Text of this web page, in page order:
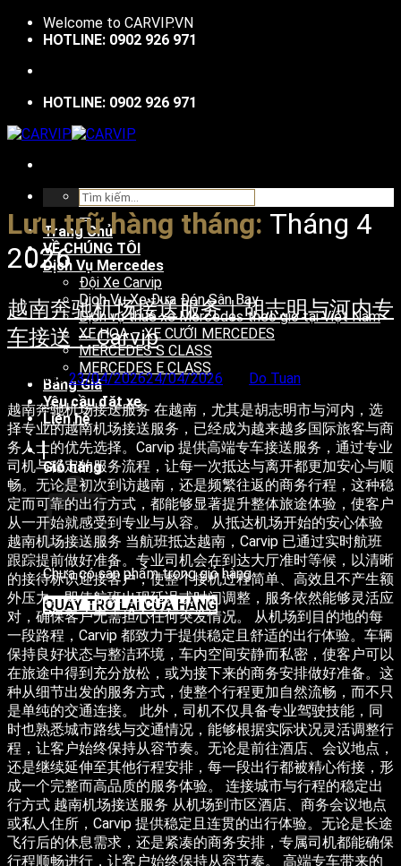
qua
dung
Welcome to CARVIP.VN
HOTLINE: 0902 926 971
HOTLINE: 0902 926 971
Tìm
kiếm:
Trang Chủ
VỀ CHÚNG TÔI
Dịch Vụ Mercedes
Đội Xe Carvip
Dịch Vụ Xe Đưa Đón Sân Bay
Dịch vụ thuê xe Mercedes theo giờ tại Việt Nam
XE HOA – XE CƯỚI MERCEDES
MERCEDES S CLASS
MERCEDES E CLASS
Bảng Giá
Yêu cầu đặt xe
Liên hệ
Giỏ hàng
Chưa có sản phẩm trong giỏ hàng.
QUAY TRỞ LẠI CỬA HÀNG
Lưu trữ hàng tháng: Tháng 4
2026
越南奔驰机场接送服务｜胡志明与河内专
车接送 – Carvip
Đăng vào23/04/202624/04/2026
Do Tuan
越南奔驰机场接送服务 在越南，尤其是胡志明市与河内，选
择专业的越南机场接送服务，已经成为越来越多国际旅客与商
务人士的优先选择。Carvip 提供高端专车接送服务，通过专业
司机与稳定的服务流程，让每一次抵达与离开都更加安心与顺
畅。无论是初次到访越南，还是频繁往返的商务行程，这种稳
定而可靠的出行方式，都能够显著提升整体旅途体验，使客户
从一开始就感受到专业与从容。 从抵达机场开始的安心体验
越南机场接送服务 当航班抵达越南，Carvip 已通过实时航班
跟踪提前做好准备。专业司机会在到达大厅准时等候，以清晰
的接待标识迎接客户，使整个接机过程简单、高效且不产生额
外压力。即使航班出现延误或时间调整，服务依然能够灵活应
对，确保客户无需担心任何突发情况。 从机场到目的地的每
一段路程，Carvip 都致力于提供稳定且舒适的出行体验。车辆
保持良好状态与整洁环境，车内空间安静而私密，使客户可以
在旅途中得到充分放松，或为接下来的商务安排做好准备。这
种从细节出发的服务方式，使整个行程更加自然流畅，而不只
是单纯的交通连接。 此外，司机不仅具备专业驾驶技能，同
时也熟悉城市路线与交通情况，能够根据实际状况灵活调整行
程，让客户始终保持从容节奏。无论是前往酒店、会议地点，
还是继续延伸至其他行程安排，每一段出行都被精心衔接，形
成一个完整而高品质的服务体验。 连接城市与行程的稳定出
行方式 越南机场接送服务 从机场到市区酒店、商务会议地点
或私人住所，Carvip 提供稳定且连贯的出行体验。无论是长途
飞行后的休息需求，还是紧凑的商务安排，专属司机都能确保
行程顺畅进行，让客户始终保持从容节奏。 高端专车带来的